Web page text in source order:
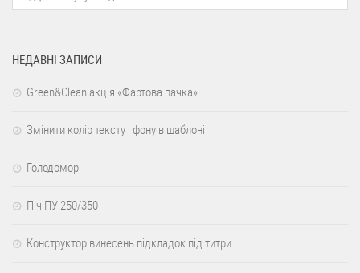
НЕДАВНІ ЗАПИСИ
Green&Clean акція «Фартова пачка»
Змінити колір тексту і фону в шаблоні
Голодомор
Піч ПУ-250/350
Конструктор винесень підкладок під титри